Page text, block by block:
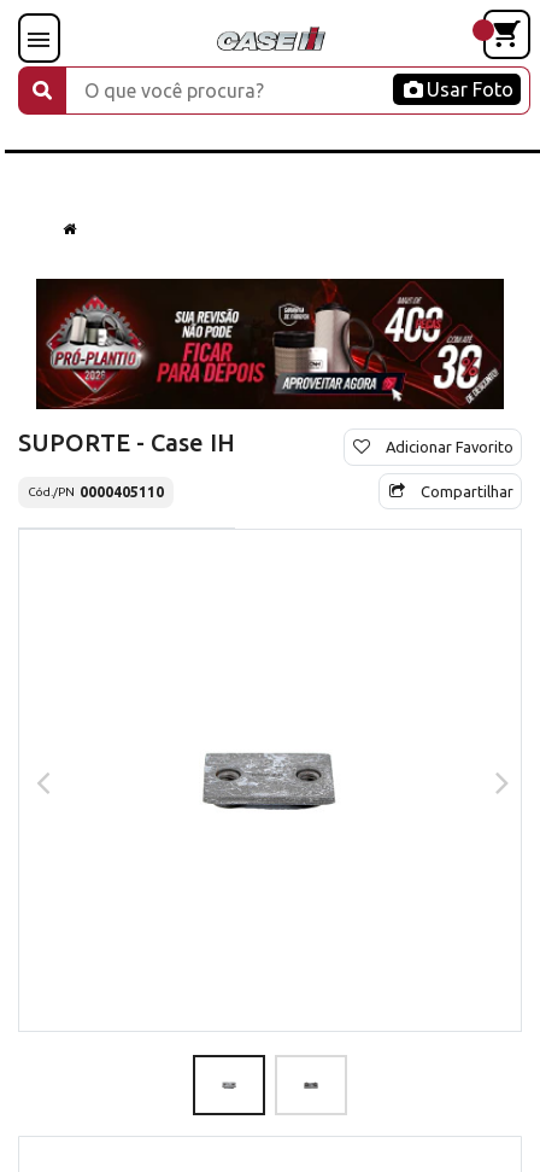
Usar Foto
SUPORTE - Case IH
Cód./PN 0000405110
Adicionar Favorito
Compartilhar